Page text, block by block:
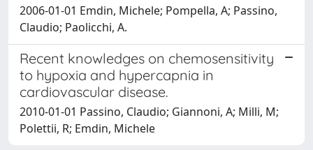
2006-01-01 Emdin, Michele; Pompella, A; Passino,
Claudio; Paolicchi, A.
Recent knowledges on chemosensitivity
to hypoxia and hypercapnia in
cardiovascular disease.
2010-01-01 Passino, Claudio; Giannoni, A; Milli, M;
Polettii, R; Emdin, Michele